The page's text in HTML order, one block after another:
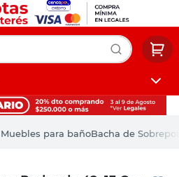
Muebles para bañoBacha de